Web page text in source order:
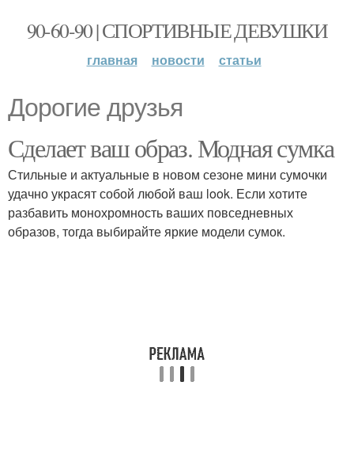
90-60-90 | СПОРТИВНЫЕ ДЕВУШКИ
главная новости статьи
Дорогие друзья
Сделает ваш образ. Модная сумка
Стильные и актуальные в новом сезоне мини сумочки
удачно украсят собой любой ваш look. Если хотите
разбавить монохромность ваших повседневных
образов, тогда выбирайте яркие модели сумок.